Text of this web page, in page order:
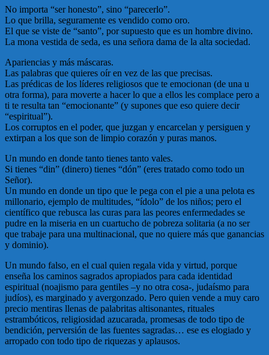
No importa “ser honesto”, sino “parecerlo”.
Lo que brilla, seguramente es vendido como oro.
El que se viste de “santo”, por supuesto que es un hombre divino.
La mona vestida de seda, es una señora dama de la alta sociedad.
Apariencias y más máscaras.
Las palabras que quieres oír en vez de las que precisas.
Las prédicas de los líderes religiosos que te emocionan (de una u
otra forma), para moverte a hacer lo que a ellos les complace pero a
ti te resulta tan “emocionante” (y supones que eso quiere decir
“espiritual”).
Los corruptos en el poder, que juzgan y encarcelan y persiguen y
extirpan a los que son de limpio corazón y puras manos.
Un mundo en donde tanto tienes tanto vales.
Si tienes “din” (dinero) tienes “dón” (eres tratado como todo un
Señor).
Un mundo en donde un tipo que le pega con el pie a una pelota es
millonario, ejemplo de multitudes, “ídolo” de los niños; pero el
científico que rebusca las curas para las peores enfermedades se
pudre en la miseria en un cuartucho de pobreza solitaria (a no ser
que trabaje para una multinacional, que no quiere más que ganancias
y dominio).
Un mundo falso, en el cual quien regala vida y virtud, porque
enseña los caminos sagrados apropiados para cada identidad
espiritual (noajismo para gentiles –y no otra cosa-, judaísmo para
judíos), es marginado y avergonzado. Pero quien vende a muy caro
precio mentiras llenas de palabritas altisonantes, rituales
estrambóticos, religiosidad azucarada, promesas de todo tipo de
bendición, perversión de las fuentes sagradas… ese es elogiado y
arropado con todo tipo de riquezas y aplausos.